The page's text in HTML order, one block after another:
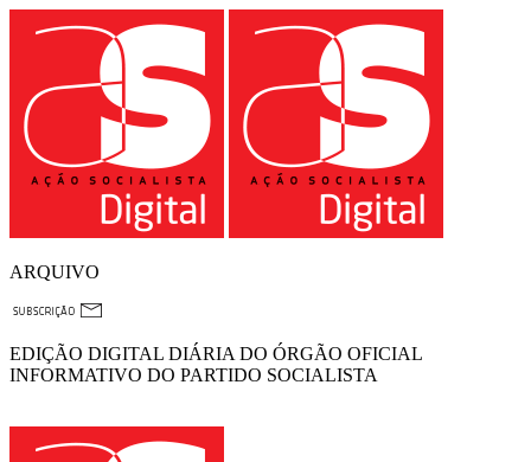
ARQUIVO
EDIÇÃO DIGITAL DIÁRIA DO ÓRGÃO OFICIAL
INFORMATIVO DO PARTIDO SOCIALISTA